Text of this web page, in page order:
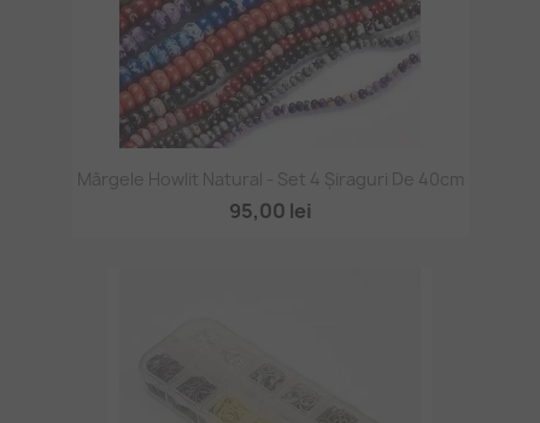
Mărgele Howlit Natural - Set 4 Șiraguri De 40cm
95,00 lei